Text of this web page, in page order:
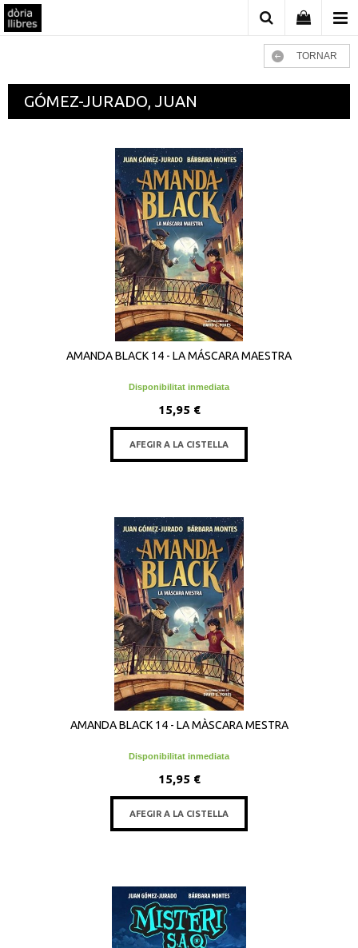
TORNAR
GÓMEZ-JURADO, JUAN
AMANDA BLACK 14 - LA MÁSCARA MAESTRA
Disponibilitat inmediata
15,95 €
AFEGIR A LA CISTELLA
AMANDA BLACK 14 - LA MÀSCARA MESTRA
Disponibilitat inmediata
15,95 €
AFEGIR A LA CISTELLA